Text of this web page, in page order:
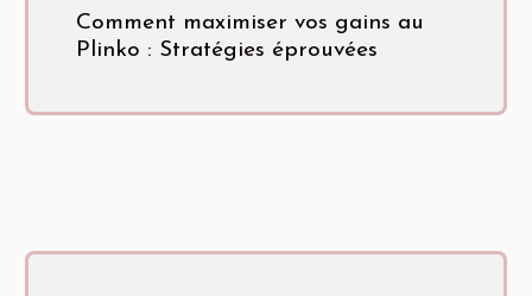
Comment maximiser vos gains au
Plinko : Stratégies éprouvées